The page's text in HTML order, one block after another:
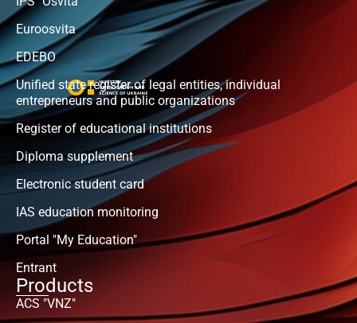
Euroosvita
EDEBO
Unified state register of legal entities, individual
entrepreneurs and public organizations
Register of educational institutions
Diploma supplement
Electronic student card
IAS education monitoring
Portal "My Education"
Entrant
Products
ACS "VNZ"